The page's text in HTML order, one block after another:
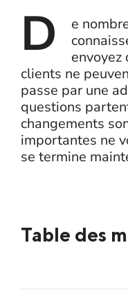
D
e
envoyez
clients ne
passe par une
questions
changements
importantes ne
se termine
Table des